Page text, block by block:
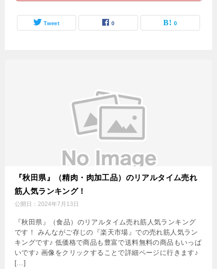
Tweet 0 0
『秋田県』（精肉・肉加工品）のリアルタイム売れ
筋人気ランキング！
公開日： 2024年7月13日
『秋田県』（食品）のリアルタイム売れ筋人気ランキング
です！ みんながご存じの『楽天市場』での売れ筋人気ラン
キングです♪ 低価格で商品も豊富で送料無料の商品もいっぱ
いです♪ 画像をクリックすることで詳細ページに行きます♪
[…]